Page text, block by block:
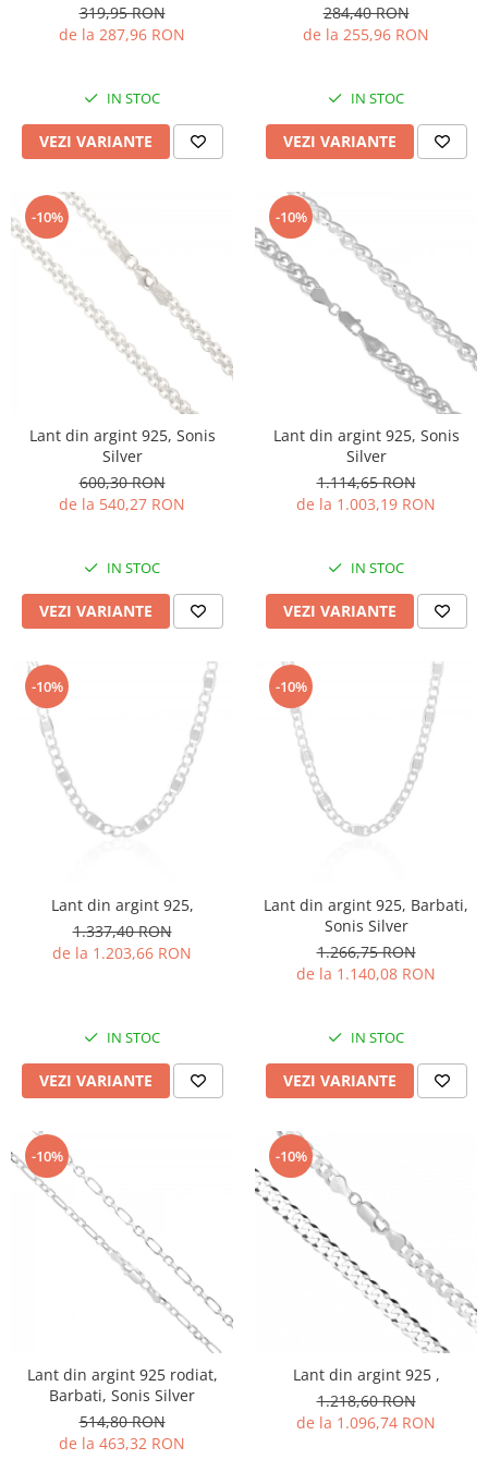
319,95 RON
de la 287,96 RON
IN STOC
VEZI VARIANTE
284,40 RON
de la 255,96 RON
IN STOC
VEZI VARIANTE
-10%
Lant din argint 925, Sonis
Silver
600,30 RON
de la 540,27 RON
IN STOC
VEZI VARIANTE
-10%
Lant din argint 925, Sonis
Silver
1.114,65 RON
de la 1.003,19 RON
IN STOC
VEZI VARIANTE
-10%
Lant din argint 925,
1.337,40 RON
de la 1.203,66 RON
IN STOC
VEZI VARIANTE
-10%
Lant din argint 925, Barbati,
Sonis Silver
1.266,75 RON
de la 1.140,08 RON
IN STOC
VEZI VARIANTE
-10%
Lant din argint 925 rodiat,
Barbati, Sonis Silver
514,80 RON
de la 463,32 RON
-10%
Lant din argint 925 ,
1.218,60 RON
de la 1.096,74 RON